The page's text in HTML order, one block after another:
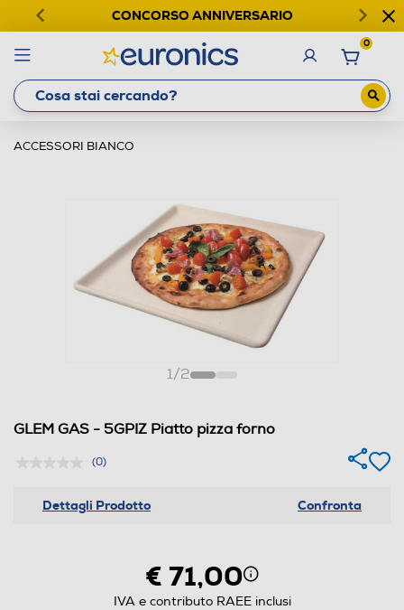
CONCORSO ANNIVERSARIO
0
ACCESSORI BIANCO
1/2
GLEM GAS - 5GPIZ Piatto pizza forno
(0)
Dettagli Prodotto Confronta
€ 71,00
IVA e contributo RAEE inclusi